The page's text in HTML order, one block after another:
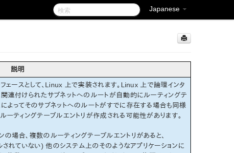
Japanese
説明
ースとして、Linux 上で実装されます。Linux 上で論理インタ
連付けられたサブネットへのルートが自動的にルーティングテ
よってそのサブネットへのルートがすでに存在する場合も同様
ーティングテーブルエントリが作成される可能性があります。
場合、複数のルーティングテーブルエントリがあると、
ていない) 他のシステム上のそのようなアプリケーションに